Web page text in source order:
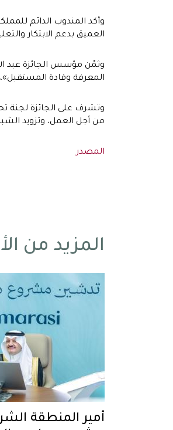
وأكد المندوب الدائم
العميق بدعم الابتكار
وثمّن مؤسس الجائزة عبد
المعرفة وقادة
وتشرف على الجائزة لجنة
من أجل العمل، وتزويد
المصدر
المزيد من
أمير المنطقة